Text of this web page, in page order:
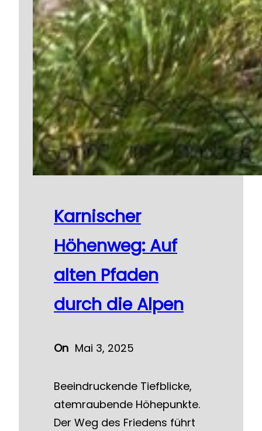
Karnischer
Höhenweg: Auf
alten Pfaden
durch die Alpen
On Mai 3, 2025
Beeindruckende Tiefblicke,
atemraubende Höhepunkte.
Der Weg des Friedens führt